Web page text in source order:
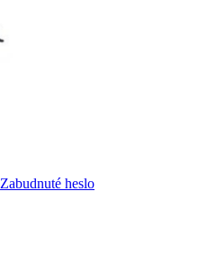
Zabudnuté heslo